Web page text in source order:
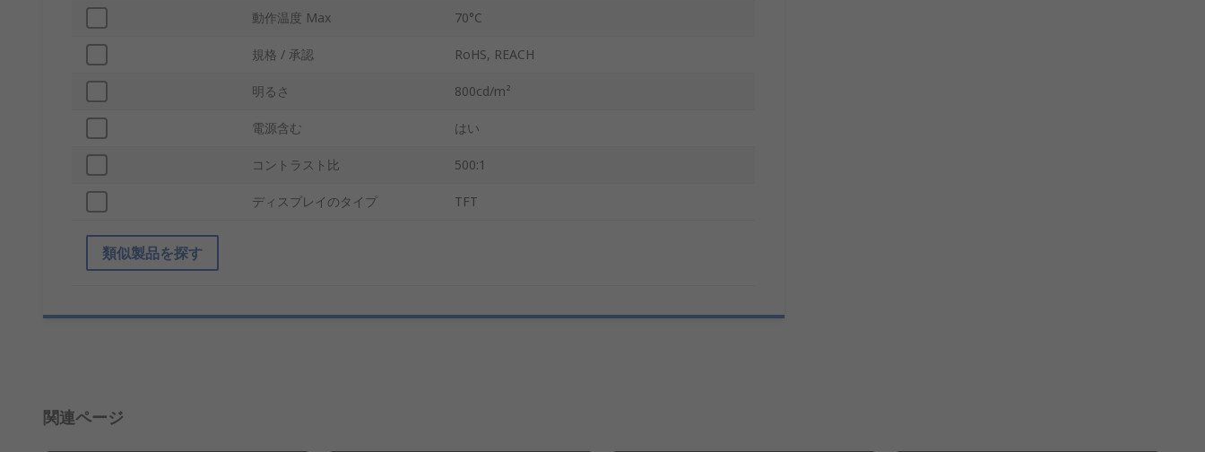
動作温度 Max 70°C
規格 / 承認 RoHS, REACH
明るさ 800cd/m²
電源含む はい
コントラスト比 500:1
ディスプレイのタイプ TFT
類似製品を探す
関連ページ